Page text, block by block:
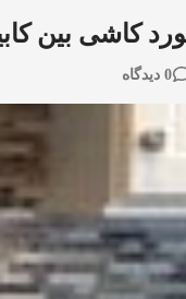
کاشی بین
0 دیدگاه